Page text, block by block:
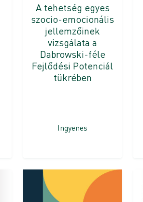
A tehetség egyes
szocio-emocionális
jellemzőinek
vizsgálata a
Dabrowski-féle
Fejlődési Potenciál
tükrében
Ingyenes